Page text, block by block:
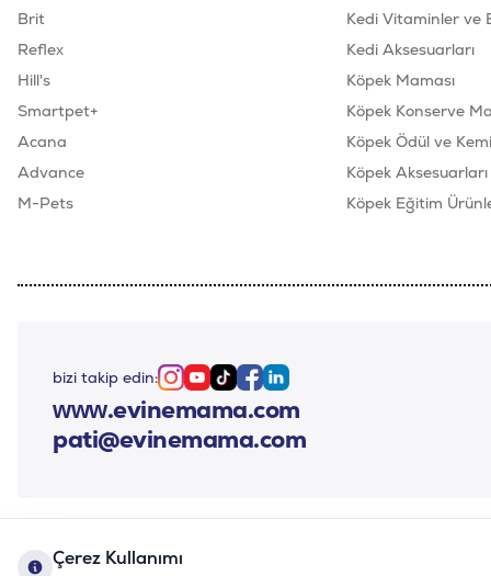
Brit
Reflex
Hill's
Smartpet+
Acana
Advance
M-Pets
Kedi Vitaminler ve
Kedi Aksesuarları
Köpek Maması
Köpek Konserve
Köpek Ödül ve
Köpek Aksesuarları
Köpek Eğitim
bizi takip edin: Instagram
Youtube
TiktokFacebook
Linkedin
www.evinemama.com
pati@evinemama.com
Çerez Kullanımı